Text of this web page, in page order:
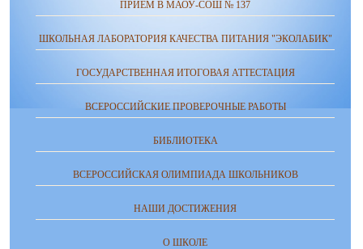
ПРИЕМ В МАОУ-СОШ № 137
ШКОЛЬНАЯ ЛАБОРАТОРИЯ КАЧЕСТВА ПИТАНИЯ "ЭКОЛАБИК"
ГОСУДАРСТВЕННАЯ ИТОГОВАЯ АТТЕСТАЦИЯ
ВСЕРОССИЙСКИЕ ПРОВЕРОЧНЫЕ РАБОТЫ
БИБЛИОТЕКА
ВСЕРОССИЙСКАЯ ОЛИМПИАДА ШКОЛЬНИКОВ
НАШИ ДОСТИЖЕНИЯ
О ШКОЛЕ